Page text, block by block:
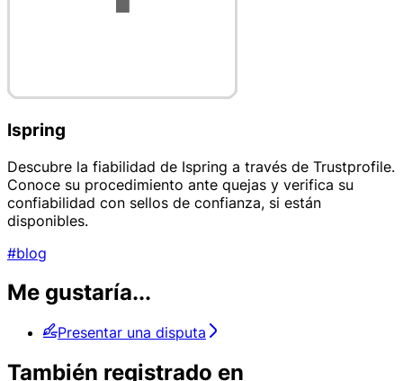
Ispring
Descubre la fiabilidad de Ispring a través de Trustprofile.
Conoce su procedimiento ante quejas y verifica su
confiabilidad con sellos de confianza, si están
disponibles.
#blog
Me gustaría...
Presentar una disputa
También registrado en